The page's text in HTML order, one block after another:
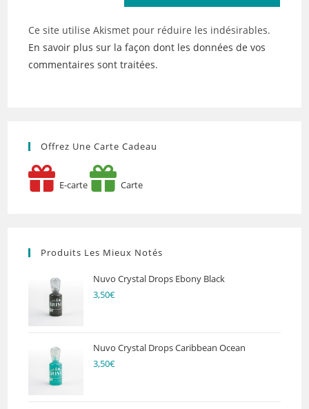
Ce site utilise Akismet pour réduire les indésirables.
En savoir plus sur la façon dont les données de vos
commentaires sont traitées.
Offrez Une Carte Cadeau
E-carte Carte
Produits Les Mieux Notés
Nuvo Crystal Drops Ebony Black
3,50€
Nuvo Crystal Drops Caribbean Ocean
3,50€